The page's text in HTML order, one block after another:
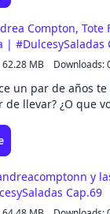
Compton, Tote
| #DulcesySaladas
62.28 MB Downloads:
un par de años
llevar? ¿O que
💅🏼
y
Cap.69